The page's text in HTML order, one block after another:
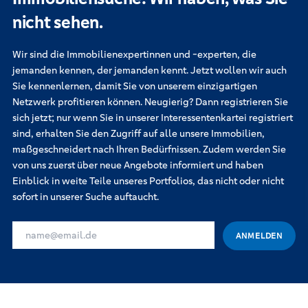
nicht sehen.
Wir sind die Immobilienexpertinnen und -experten, die
jemanden kennen, der jemanden kennt. Jetzt wollen wir auch
Sie kennenlernen, damit Sie von unserem einzigartigen
Netzwerk profitieren können. Neugierig? Dann registrieren Sie
sich jetzt; nur wenn Sie in unserer Interessentenkartei registriert
sind, erhalten Sie den Zugriff auf alle unsere Immobilien,
maßgeschneidert nach Ihren Bedürfnissen. Zudem werden Sie
von uns zuerst über neue Angebote informiert und haben
Einblick in weite Teile unseres Portfolios, das nicht oder nicht
sofort in unserer Suche auftaucht.
IHRE E-MAIL-ADRESSE FÜR DIE INTERESSENKARTEI
ANMELDEN